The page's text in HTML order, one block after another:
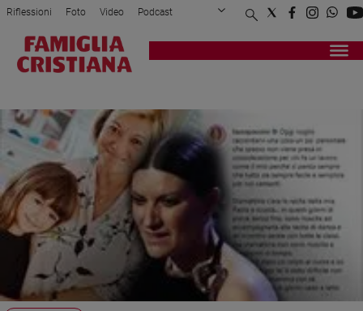
Attualità
Politica
Mondo
Economia
Legalità
e
giustizia
Sport
Interviste
Papa
Riflessioni Foto Video Podcast
Privacy Policy Chi siamo
Registrati Redazione